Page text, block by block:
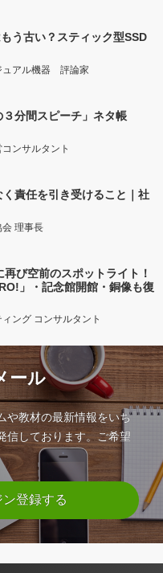
う古い？スティック型SSD
ュアル機器 評論家
分間スピーチ」ネタ帳
ンサルタント
責任を引き受けること｜社
理事長
び空前のスポットライト！
」・記念館開館・銅像も復
ング コンサルタント
ール
や教材の最新情報をいち
信しております。ご希望
ン登録する